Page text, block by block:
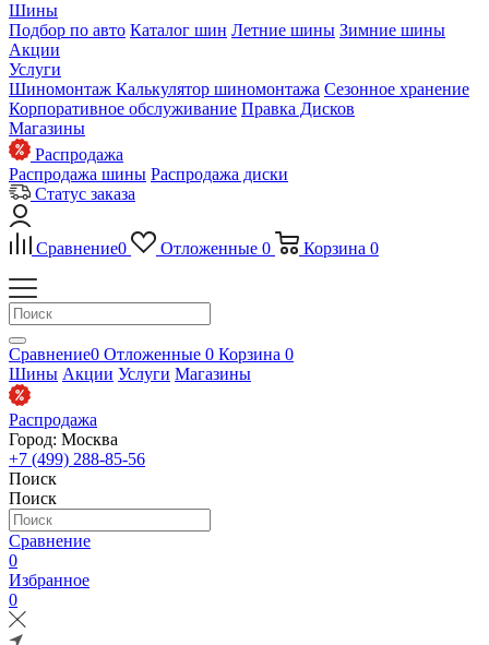
Шины
Подбор по авто Каталог шин Летние шины Зимние шины
Акции
Услуги
Шиномонтаж Калькулятор шиномонтажа Сезонное хранение
Корпоративное обслуживание Правка Дисков
Магазины
Распродажа
Распродажа шины Распродажа диски
Статус заказа
Сравнение0 Отложенные 0 Корзина 0
Сравнение0 Отложенные 0 Корзина 0
Шины Акции Услуги Магазины
Распродажа
Город: Москва
+7 (499) 288-85-56
Поиск
Поиск
Сравнение
0
Избранное
0